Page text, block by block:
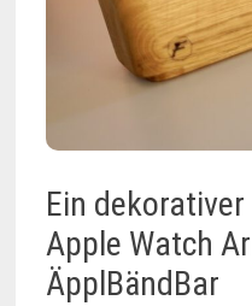
Ein
Apple Watch
ÄpplBändBar